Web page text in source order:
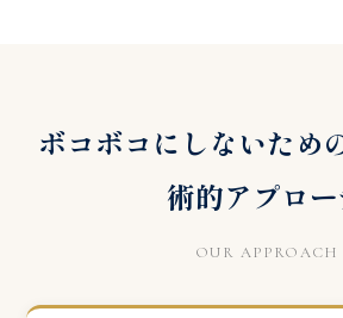
ボコボコにしないため
術的アプロ
OUR APPROACH